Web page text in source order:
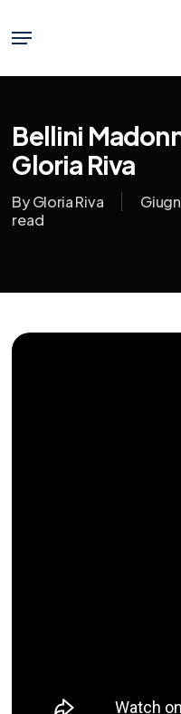
main
content
Menu
Bellini
Gloria Riva
ByGloria Riva
read